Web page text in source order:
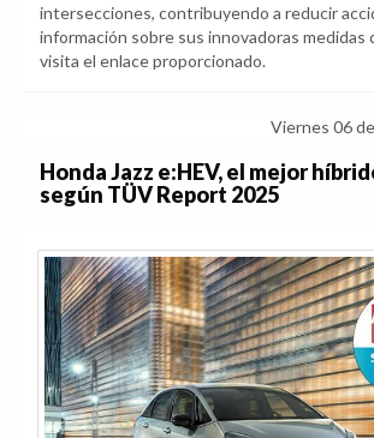
intersecciones, contribuyendo a reducir
información sobre sus innovadoras medidas
visita el enlace proporcionado.
Viernes 06
Honda Jazz e:HEV, el mejor
según TÜV Report 2025